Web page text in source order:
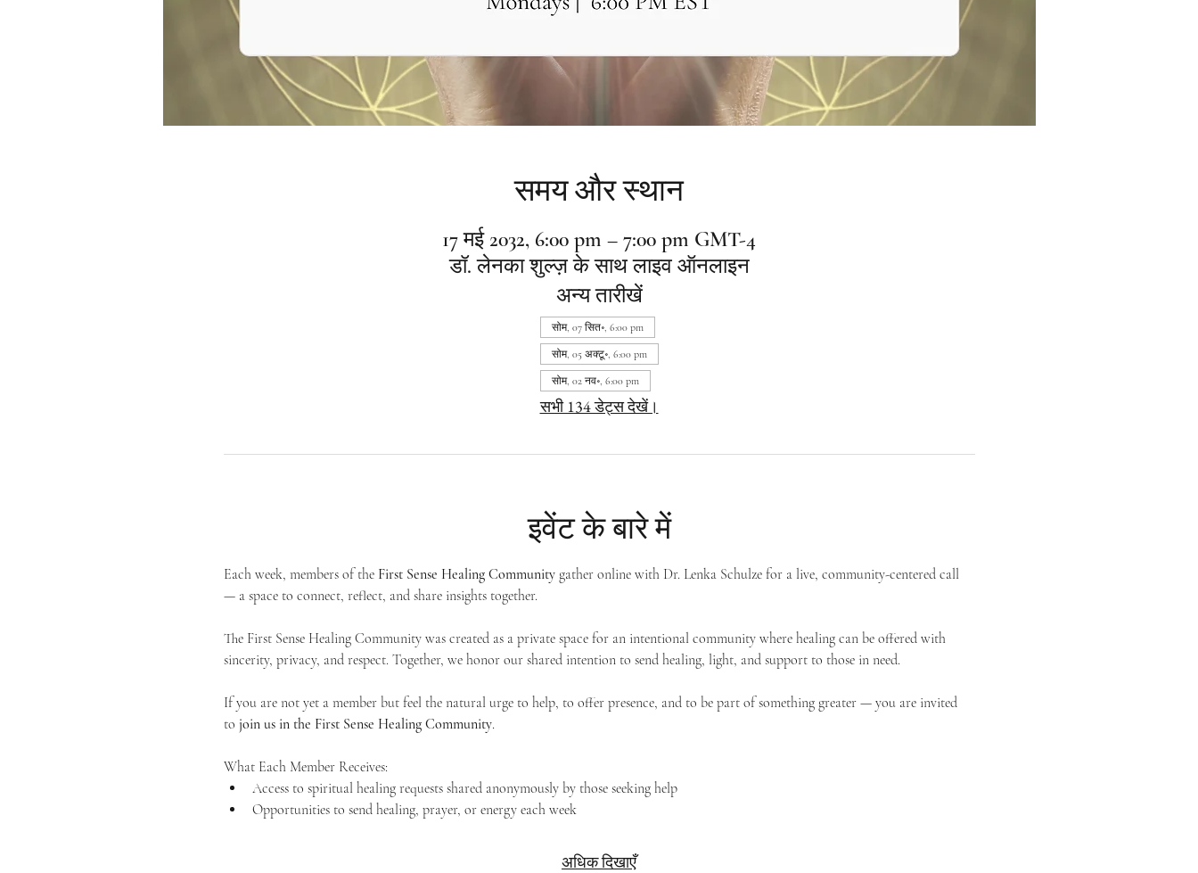
समय और स्थान
17 मई 2032, 6:00 pm – 7:00 pm GMT-4
डॉ. लेनका शुल्ज़ के साथ लाइव ऑनलाइन
अन्य तारीखें
सोम, 07 सित॰, 6:00 pm
सोम, 05 अक्टू॰, 6:00 pm
सोम, 02 नव॰, 6:00 pm
सभी 134 डेट्स देखें।
इवेंट के बारे में
Each week, members of the First Sense Healing Community gather online with Dr. Lenka Schulze for a live, community-centered call
— a space to connect, reflect, and share insights together.
The First Sense Healing Community was created as a private space for an intentional community where healing can be offered with
sincerity, privacy, and respect. Together, we honor our shared intention to send healing, light, and support to those in need.
If you are not yet a member but feel the natural urge to help, to offer presence, and to be part of something greater — you are invited
to join us in the First Sense Healing Community.
What Each Member Receives:
Access to spiritual healing requests shared anonymously by those seeking help
Opportunities to send healing, prayer, or energy each week
अधिक दिखाएँ